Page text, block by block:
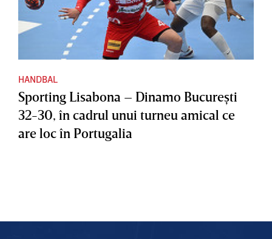
HANDBAL
Sporting Lisabona – Dinamo Bucureşti
32-30, în cadrul unui turneu amical ce
are loc în Portugalia